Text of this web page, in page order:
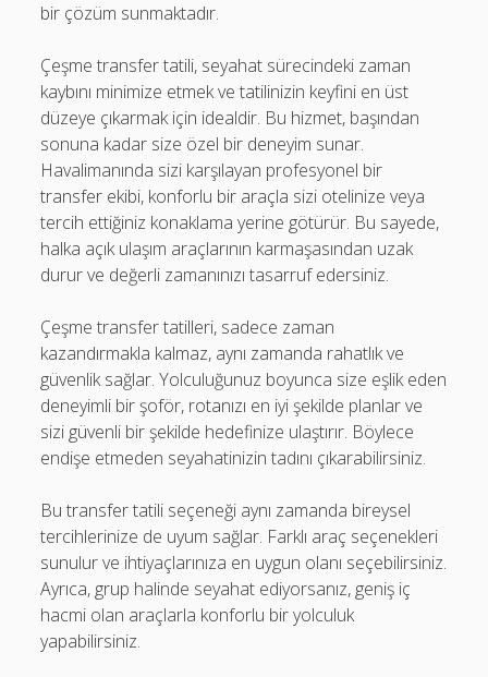
bir çözüm sunmaktadır.
Çeşme transfer tatili, seyahat sürecindeki zaman
kaybını minimize etmek ve tatilinizin keyfini en üst
düzeye çıkarmak için idealdir. Bu hizmet, başından
sonuna kadar size özel bir deneyim sunar.
Havalimanında sizi karşılayan profesyonel bir
transfer ekibi, konforlu bir araçla sizi otelinize veya
tercih ettiğiniz konaklama yerine götürür. Bu sayede,
halka açık ulaşım araçlarının karmaşasından uzak
durur ve değerli zamanınızı tasarruf edersiniz.
Çeşme transfer tatilleri, sadece zaman
kazandırmakla kalmaz, aynı zamanda rahatlık ve
güvenlik sağlar. Yolculuğunuz boyunca size eşlik eden
deneyimli bir şoför, rotanızı en iyi şekilde planlar ve
sizi güvenli bir şekilde hedefinize ulaştırır. Böylece
endişe etmeden seyahatinizin tadını çıkarabilirsiniz.
Bu transfer tatili seçeneği aynı zamanda bireysel
tercihlerinize de uyum sağlar. Farklı araç seçenekleri
sunulur ve ihtiyaçlarınıza en uygun olanı seçebilirsiniz.
Ayrıca, grup halinde seyahat ediyorsanız, geniş iç
hacmi olan araçlarla konforlu bir yolculuk
yapabilirsiniz.